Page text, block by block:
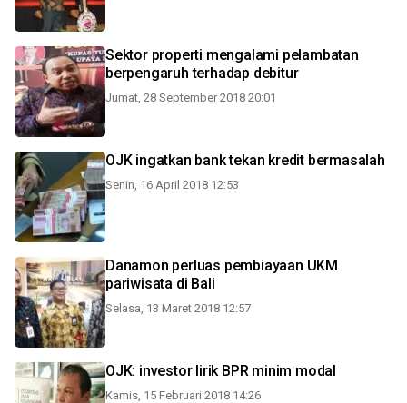
Sektor properti mengalami pelambatan
berpengaruh terhadap debitur
Jumat, 28 September 2018 20:01
OJK ingatkan bank tekan kredit bermasalah
Senin, 16 April 2018 12:53
Danamon perluas pembiayaan UKM
pariwisata di Bali
Selasa, 13 Maret 2018 12:57
OJK: investor lirik BPR minim modal
Kamis, 15 Februari 2018 14:26